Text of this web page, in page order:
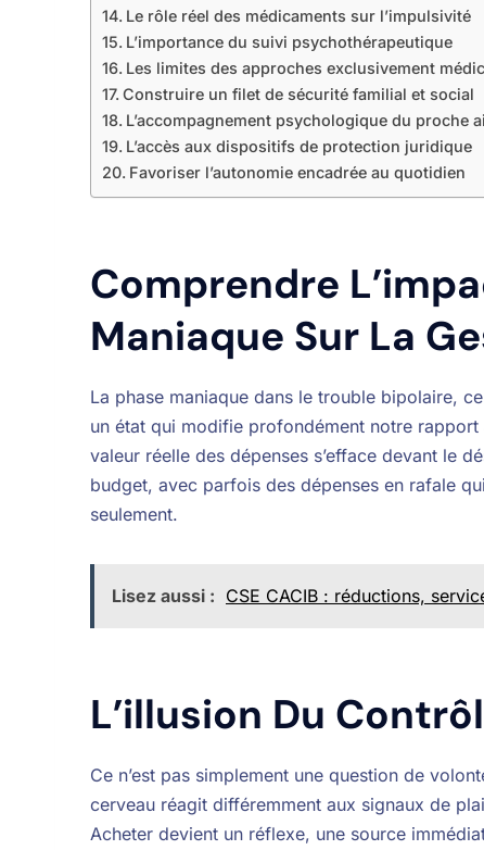
Le rôle réel des médicaments sur l’impulsivité
L’importance du suivi psychothérapeutique
Les limites des approches exclusivement
Construire un filet de sécurité familial et social
L’accompagnement psychologique du proche
L’accès aux dispositifs de protection juridique
Favoriser l’autonomie encadrée au quotidien
Comprendre
Maniaque Sur La
La phase maniaque dans le trouble bipolaire,
un état qui modifie profondément notre rapport
valeur réelle des dépenses s’efface devant le
budget, avec parfois des dépenses en rafale
seulement.
Lisez aussi : CSE CACIB : réductions,
L’illusion Du
Ce n’est pas simplement une question de
cerveau réagit différemment aux signaux de
Acheter devient un réflexe, une source